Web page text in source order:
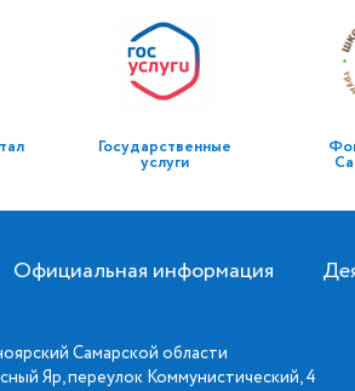
Государственные
услуги
Официальная информация
Самарской области
Яр, переулок Коммунистический, 4